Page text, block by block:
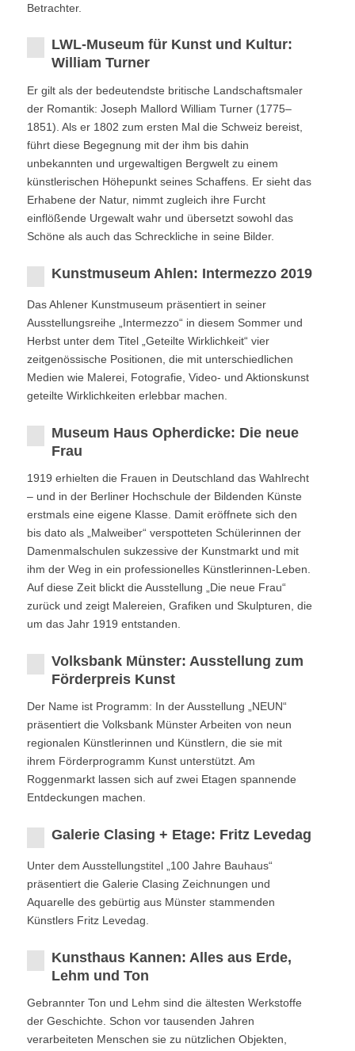
Betrachter.
LWL-Museum für Kunst und Kultur:
William Turner
Er gilt als der bedeutendste britische Landschaftsmaler
der Romantik: Joseph Mallord William Turner (1775–
1851). Als er 1802 zum ersten Mal die Schweiz bereist,
führt diese Begegnung mit der ihm bis dahin
unbekannten und urgewaltigen Bergwelt zu einem
künstlerischen Höhepunkt seines Schaffens. Er sieht das
Erhabene der Natur, nimmt zugleich ihre Furcht
einflößende Urgewalt wahr und übersetzt sowohl das
Schöne als auch das Schreckliche in seine Bilder.
Kunstmuseum Ahlen: Intermezzo 2019
Das Ahlener Kunstmuseum präsentiert in seiner
Ausstellungsreihe „Intermezzo“ in diesem Sommer und
Herbst unter dem Titel „Geteilte Wirklichkeit“ vier
zeitgenössische Positionen, die mit unterschiedlichen
Medien wie Malerei, Fotografie, Video- und Aktionskunst
geteilte Wirklichkeiten erlebbar machen.
Museum Haus Opherdicke: Die neue
Frau
1919 erhielten die Frauen in Deutschland das Wahlrecht
– und in der Berliner Hochschule der Bildenden Künste
erstmals eine eigene Klasse. Damit eröffnete sich den
bis dato als „Malweiber“ verspotteten Schülerinnen der
Damenmalschulen sukzessive der Kunstmarkt und mit
ihm der Weg in ein professionelles Künstlerinnen-Leben.
Auf diese Zeit blickt die Ausstellung „Die neue Frau“
zurück und zeigt Malereien, Grafiken und Skulpturen, die
um das Jahr 1919 entstanden.
Volksbank Münster: Ausstellung zum
Förderpreis Kunst
Der Name ist Programm: In der Ausstellung „NEUN“
präsentiert die Volksbank Münster Arbeiten von neun
regionalen Künstlerinnen und Künstlern, die sie mit
ihrem Förderprogramm Kunst unterstützt. Am
Roggenmarkt lassen sich auf zwei Etagen spannende
Entdeckungen machen.
Galerie Clasing + Etage: Fritz Levedag
Unter dem Ausstellungstitel „100 Jahre Bauhaus“
präsentiert die Galerie Clasing Zeichnungen und
Aquarelle des gebürtig aus Münster stammenden
Künstlers Fritz Levedag.
Kunsthaus Kannen: Alles aus Erde,
Lehm und Ton
Gebrannter Ton und Lehm sind die ältesten Werkstoffe
der Geschichte. Schon vor tausenden Jahren
verarbeiteten Menschen sie zu nützlichen Objekten,